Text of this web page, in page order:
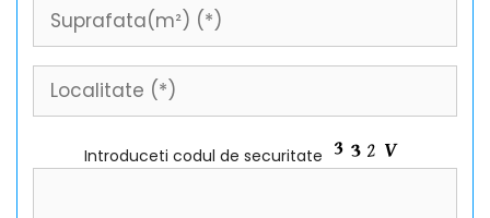
Introduceti codul de securitate